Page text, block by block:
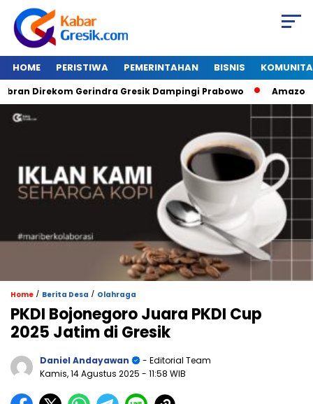
HOME PERISTIWA PEMERINTAHAN BISNIS
Direkom Gerindra Gresik Dampingi Prabowo Amazon
Home / Berita Desa / Olahraga
PKDI Bojonegoro Juara PKDI Cup
2025 Jatim di Gresik
Daniel Andayawan
- Editorial Team
Kamis, 14 Agustus 2025 - 11:58 WIB